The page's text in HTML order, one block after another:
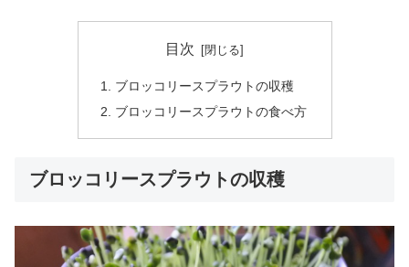
目次
ブロッコリースプラウトの収穫
ブロッコリースプラウトの食べ方
ブロッコリースプラウトの収穫